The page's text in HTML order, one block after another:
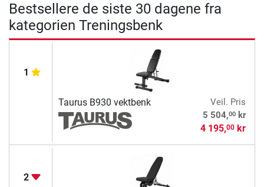
Bestsellere de siste 30 dagene fra
kategorien Treningsbenk
1
Taurus B930 vektbenk
Veil. Pris
5 504,00kr
4 195,00kr
2